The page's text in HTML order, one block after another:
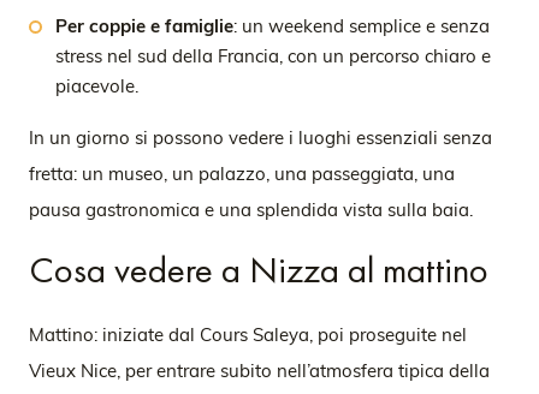
Per coppie e famiglie: un weekend semplice e senza
stress nel sud della Francia, con un percorso chiaro e
piacevole.
In un giorno si possono vedere i luoghi essenziali senza
fretta: un museo, un palazzo, una passeggiata, una
pausa gastronomica e una splendida vista sulla baia.
Cosa vedere a Nizza al mattino
Mattino: iniziate dal Cours Saleya, poi proseguite nel
Vieux Nice, per entrare subito nell’atmosfera tipica della